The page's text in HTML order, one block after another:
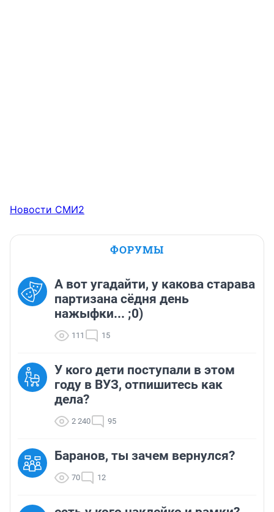
Новости СМИ2
ФОРУМЫ
А вот угадайти, у какова старава
партизана сёдня день
нажыфки... ;0)
111 15
У кого дети поступали в этом
году в ВУЗ, отпишитесь как
дела?
2 240 95
Баранов, ты зачем вернулся?
70 12